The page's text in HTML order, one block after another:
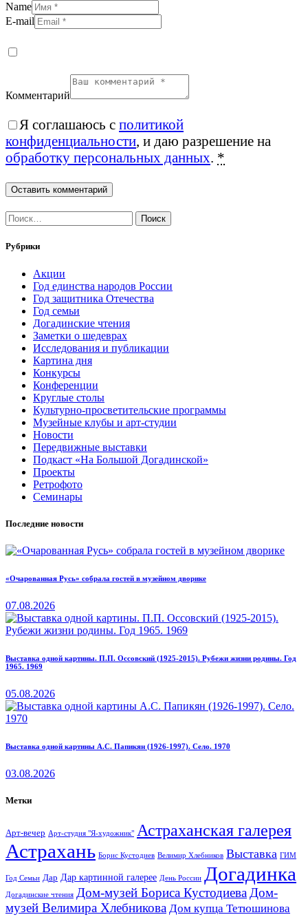
Name
E-mail
Комментарий
Я соглашаюсь с политикой
конфиденциальности, и даю разрешение на
обработку персональных данных. *
Найти:
Рубрики
Акции
Год единства народов России
Год защитника Отечества
Год семьи
Догадинские чтения
Заметки о шедеврах
Исследования и публикации
Картина дня
Конкурсы
Конференции
Круглые столы
Культурно-просветительские программы
Музейные клубы и арт-студии
Новости
Передвижные выставки
Подкаст «На Большой Догадинской»
Проекты
Ретрофото
Семинары
Последние новости
«Очарованная Русь» собрала гостей в музейном дворике
07.08.2026
Выставка одной картины. П.П. Оссовский (1925-2015). Рубежи жизни родины. Год
1965. 1969
05.08.2026
Выставка одной картины А.С. Папикян (1926-1997). Село. 1970
03.08.2026
Метки
Арт-вечер Арт-студия "Я-художник" Астраханская галерея
Астрахань Борис Кустодиев Велимир Хлебников Выставка ГИМ
Год Семьи Дар Дар картинной галерее День России Догадинка
Догадинские чтения Дом-музей Бориса Кустодиева Дом-
музей Велимира Хлебникова Дом купца Тетюшинова